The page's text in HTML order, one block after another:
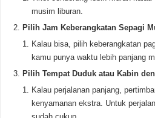
musim liburan.
Pilih Jam Keberangkatan Sepagi
Kalau bisa, pilih keberangkatan
kamu punya waktu lebih panjang
Pilih Tempat Duduk atau Kabin
Kalau perjalanan panjang,
kenyamanan ekstra. Untuk